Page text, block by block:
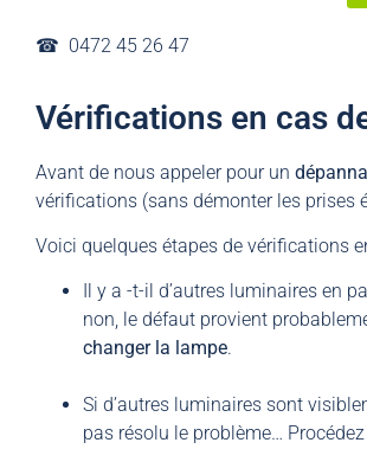
☎︎ 0472 45 26 47
Vérifications en cas
Avant de nous appeler pour un
vérifications (sans démonter les prises
Voici quelques étapes de vérifications
Il y a -t-il d’autres luminaires en
non, le défaut provient
changer la lampe.
Si d’autres luminaires sont
pas résolu le problème…